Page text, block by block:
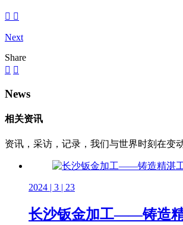
Next
Share
News
相关资讯
资讯，采访，记录，我们与世界时刻在变
2024 | 3 | 23
长沙钣金加工——铸造